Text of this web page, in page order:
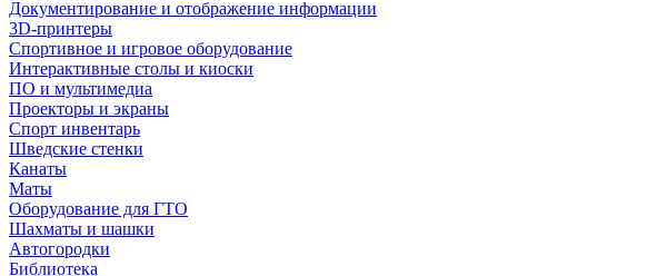
Документирование и отображение информации
3D-принтеры
Спортивное и игровое оборудование
Интерактивные столы и киоски
ПО и мультимедиа
Проекторы и экраны
Спорт инвентарь
Шведские стенки
Канаты
Маты
Оборудование для ГТО
Шахматы и шашки
Автогородки
Библиотека